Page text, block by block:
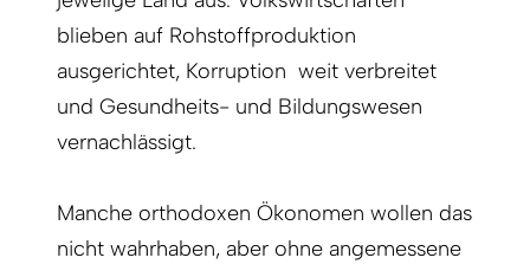
blieben auf Rohstoffproduktion
ausgerichtet, Korruption weit verbreitet
und Gesundheits- und Bildungswesen
vernachlässigt.
Manche orthodoxen Ökonomen wollen das
nicht wahrhaben, aber ohne angemessene